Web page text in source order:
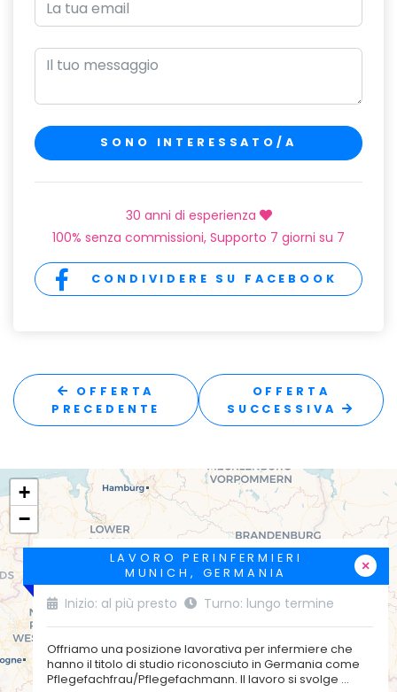
SONO INTERESSATO/A
30 anni di esperienza
100% senza commissioni, Supporto 7 giorni su 7
CONDIVIDERE SU FACEBOOK
OFFERTA
PRECEDENTE
OFFERTA
SUCCESSIVA
4500 EUR
LAVORO PERINFERMIERI
MUNICH, GERMANIA
Inizio: al più presto Turno: lungo termine
Offriamo una posizione lavorativa per infermiere che
hanno il titolo di studio riconosciuto in Germania come
Pflegefachfrau/Pflegefachmann. Il lavoro si svolge ...
×
+
−